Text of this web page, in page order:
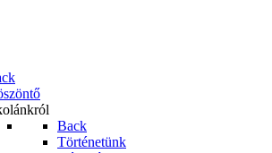
Back
Történetünk